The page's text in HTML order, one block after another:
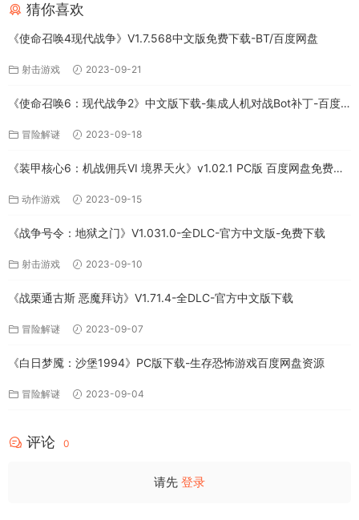
猜你喜欢
《使命召唤4现代战争》V1.7.568中文版免费下载-BT/百度网盘
射击游戏 2023-09-21
《使命召唤6：现代战争2》中文版下载-集成人机对战Bot补丁-百度
冒险解谜 2023-09-18
《装甲核心6：机战佣兵VI 境界天火》v1.02.1 PC版 百度网盘免费下
动作游戏 2023-09-15
《战争号令：地狱之门》V1.031.0-全DLC-官方中文版-免费下载
射击游戏 2023-09-10
《战栗通古斯 恶魔拜访》V1.71.4-全DLC-官方中文版下载
冒险解谜 2023-09-07
《白日梦魇：沙堡1994》PC版下载-生存恐怖游戏百度网盘资源
冒险解谜 2023-09-04
评论 0
请先 登录